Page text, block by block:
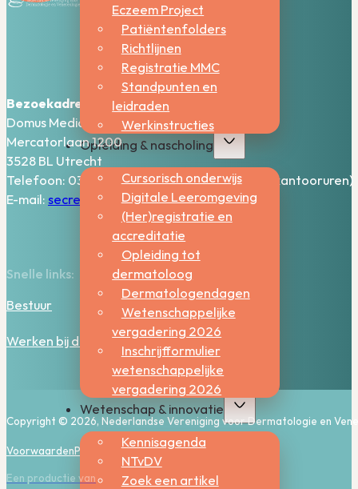
Eczeem Project
Patiëntenfolders
Richtlijnen
Registratie MMC
Standpunten en
leidraden
Werkinstructies
Opleiding & nascholing
Cursorisch onderwijs
Digitale Leeromgeving
(Her)registratie en
accreditatie
Opleiding tot
dermatoloog
Dermatologendagen
Wetenschappelijke
vergadering 2026
Inschrijfformulier
wetenschappelijke
vergadering 2026
Wetenschap & innovatie
Kennisagenda
NTvDV
Zoek een artikel
Bezoekadres:
Domus Medica – 5e verdieping
Mercatorlaan 1200
3528 BL Utrecht
Telefoon: 030-2006800 (bereikbaar tijdens kantooruren)
E-mail: secretariaat@nvdv.nl
Snelle links:
Bestuur
Werken bij de NVDV
Copyright © 2026, Nederlandse Vereniging voor Dermatologie en
VoorwaardenPrivacy Cookies
Een productie van